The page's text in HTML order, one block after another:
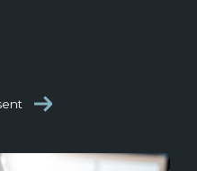
avec le
ventes du